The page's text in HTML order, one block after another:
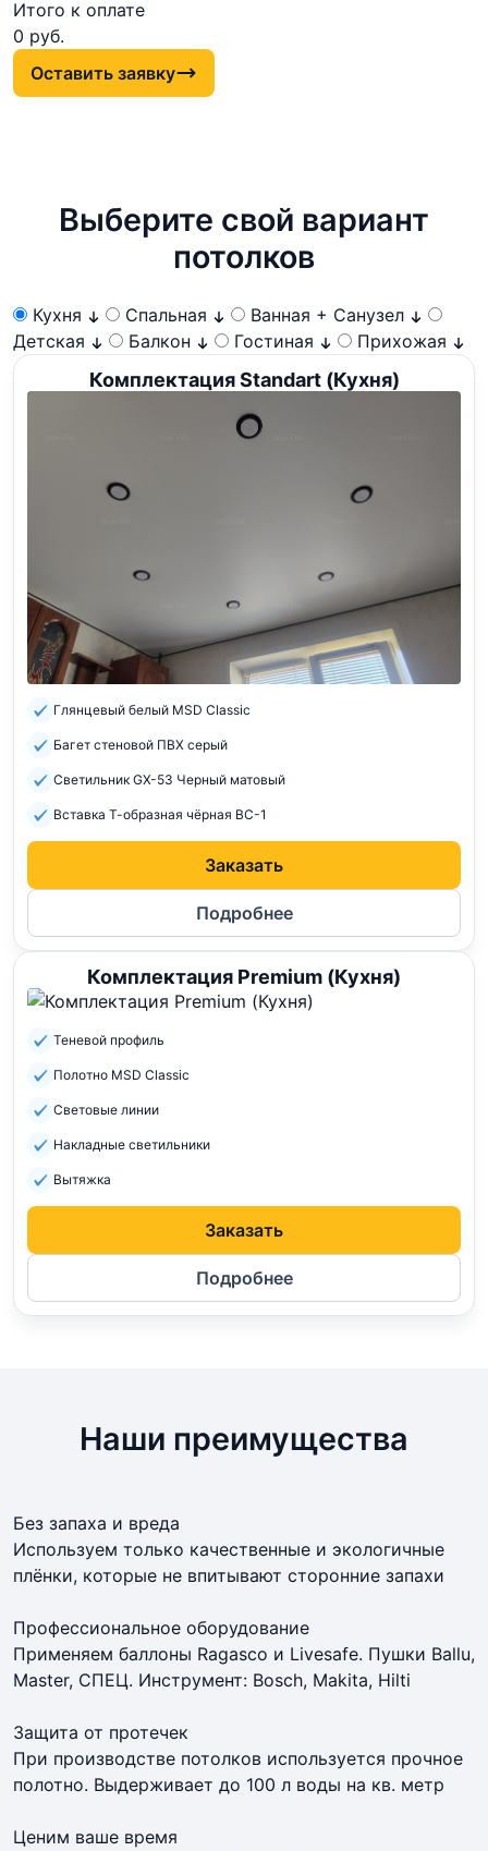
Итого к оплате
0 руб.
Оставить заявку
Выберите свой вариант
потолков
Кухня Спальная
Ванная + Санузел
Детская
Балкон Гостиная Прихожая
Комплектация Standart (Кухня)
Глянцевый белый MSD Classic
Багет стеновой ПВХ серый
Светильник GX-53 Черный матовый
Вставка Т-образная чёрная ВС-1
Заказать
Подробнее
Комплектация Premium (Кухня)
Теневой профиль
Полотно MSD Classic
Световые линии
Накладные светильники
Вытяжка
Заказать
Подробнее
Наши преимущества
Без запаха и вреда
Используем только качественные и экологичные
плёнки, которые не впитывают сторонние запахи
Профессиональное оборудование
Применяем баллоны Ragasco и Livesafe. Пушки Ballu,
Master, СПЕЦ. Инструмент: Bosch, Makita, Hilti
Защита от протечек
При производстве потолков используется прочное
полотно. Выдерживает до 100 л воды на кв. метр
Ценим ваше время